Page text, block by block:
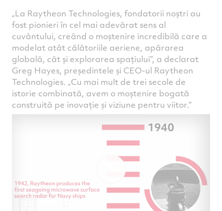
„La Raytheon Technologies, fondatorii noștri au
fost pionieri în cel mai adevărat sens al
cuvântului, creând o moștenire incredibilă care a
modelat atât călătoriile aeriene, apărarea
globală, cât și explorarea spațiului”, a declarat
Greg Hayes, președintele și CEO-ul Raytheon
Technologies. „Cu mai mult de trei secole de
istorie combinată, avem o moștenire bogată
construită pe inovație și viziune pentru viitor.”